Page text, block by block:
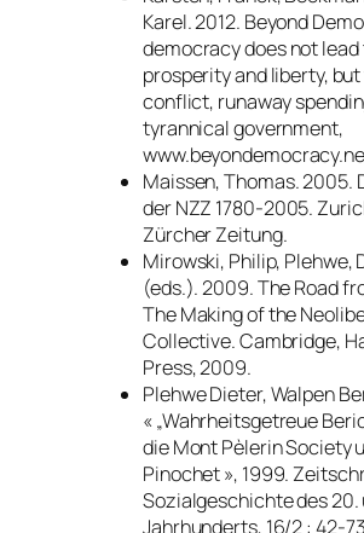
Karel. 2012. Beyond
democracy does not
prosperity and liberty,
conflict, runaway
tyrannical government,
Maissen, Thomas. 2005.
der NZZ 1780-2005.
Zürcher Zeitung.
Mirowski, Philip, Plehwe,
(eds.). 2009.The Road
The Making of the
Collective. Cambridge,
Press, 2009.
Plehwe Dieter, Walpen
« „Wahrheitsgetreue
die Mont Pèlerin Society
Pinochet », 1999.
Sozialgeschichte des 20.
Jahrhunderts, 16/2 : 42-